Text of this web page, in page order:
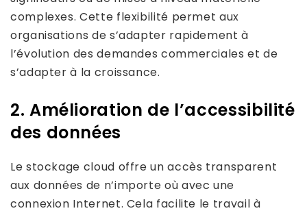
complexes. Cette flexibilité permet aux
organisations de s’adapter rapidement à
l’évolution des demandes commerciales et de
s’adapter à la croissance.
2. Amélioration de l’accessibilité
des données
Le stockage cloud offre un accès transparent
aux données de n’importe où avec une
connexion Internet. Cela facilite le travail à